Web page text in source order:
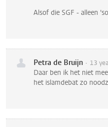
Alsof die SGF - alleen
Petra de Bruijn 13
Daar ben ik het niet
het islamdebat zo